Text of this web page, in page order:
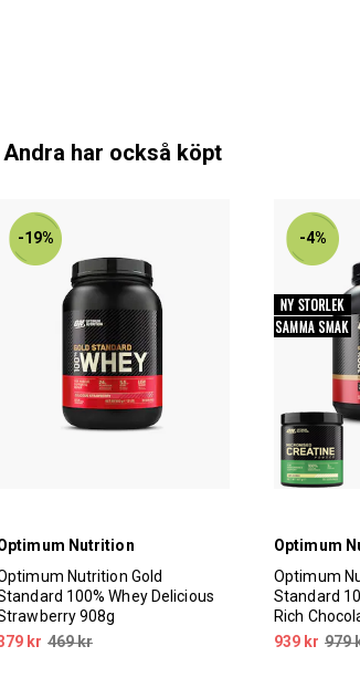
Andra har också köpt
-19%
Nutrition
Nutrition Gold
100% Whey Delicious
908g
kr 469 kr
-4%
Optimum
Optimum
Standard
Rich
939 kr 979